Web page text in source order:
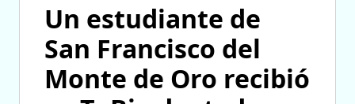
Un estudiante de
San Francisco del
Monte de Oro recibió